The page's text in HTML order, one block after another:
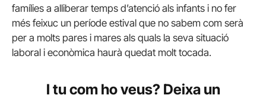
famílies a alliberar temps d’atenció als infants i no fer
més feixuc un període estival que no sabem com serà
per a molts pares i mares als quals la seva situació
laboral i econòmica haurà quedat molt tocada.
I tu com ho veus? Deixa un